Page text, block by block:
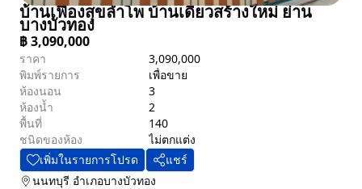
บ้านเฟื่องสุขลำโพ บ้านเดี่ยวสร้างใหม่ ย่าน
บางบัวทอง
฿3,090,000
ราคา
3,090,000
พิมพ์รายการ
เพื่อขาย
ห้องนอน
3
ห้องน้ำ
2
พื้นที่
140
ชนิดของห้อง
ไม่ตกแต่ง
เพิ่มในรายการโปรด
แชร์
นนทบุรี อำเภอบางบัวทอง